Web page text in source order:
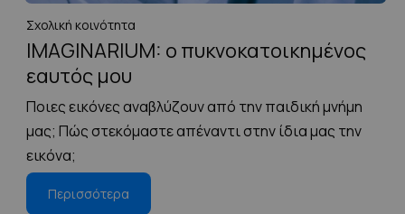
Σχολική κοινότητα
IMAGINARIUM: ο πυκνοκατοικημένος
εαυτός μου
Ποιες εικόνες αναβλύζουν από την παιδική μνήμη
μας; Πώς στεκόμαστε απέναντι στην ίδια μας την
εικόνα;
Περισσότερα